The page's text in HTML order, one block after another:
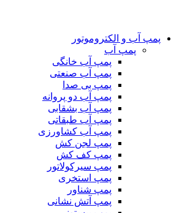
پمپ آب و الکتروموتور
پمپ آب
پمپ آب خانگی
پمپ آب صنعتی
پمپ بی صدا
پمپ آب دو پروانه
پمپ آب بشقابی
پمپ آب طبقاتی
پمپ آب کشاورزی
پمپ لجن کش
پمپ کف کش
پمپ سیرکولاتور
پمپ استخری
پمپ شناور
پمپ آتش نشانی